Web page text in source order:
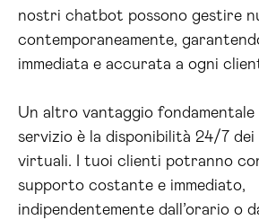
nostri chatbot possono gestire
contemporaneamente,
immediata e accurata a ogni
Un altro vantaggio
servizio è la disponibilità 24/7
virtuali. I tuoi clienti potranno
supporto costante e immediato,
indipendentemente dall’orario o